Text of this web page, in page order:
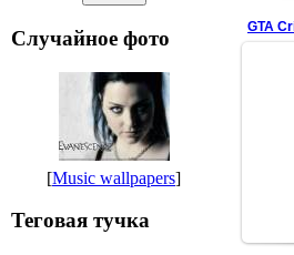
Случайное фото
[Music wallpapers]
Теговая тучка